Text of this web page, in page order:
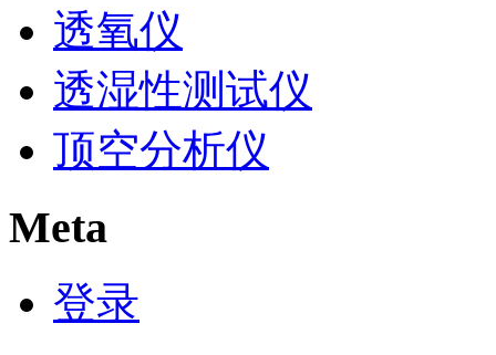
透氧仪
透湿性测试仪
顶空分析仪
Meta
登录